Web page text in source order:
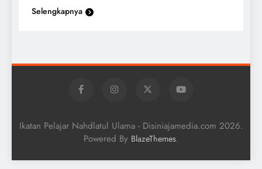
Selengkapnya
Ikatan Pelajar Nahdlatul Ulama - Disiniajamedia.com 2026.
Powered By BlazeThemes.